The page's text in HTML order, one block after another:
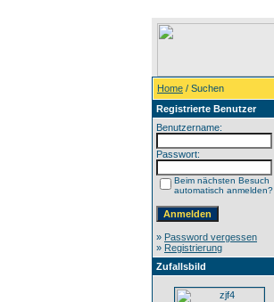
Home / Suchen
Registrierte Benutzer
Benutzername:
Passwort:
Beim nächsten Besuch
automatisch anmelden?
» Password vergessen
» Registrierung
Zufallsbild